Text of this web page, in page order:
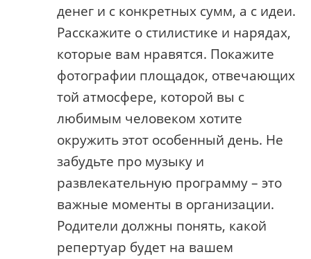
денег и с конкретных сумм, а с идеи.
Расскажите о стилистике и нарядах,
которые вам нравятся. Покажите
фотографии площадок, отвечающих
той атмосфере, которой вы с
любимым человеком хотите
окружить этот особенный день. Не
забудьте про музыку и
развлекательную программу – это
важные моменты в организации.
Родители должны понять, какой
репертуар будет на вашем